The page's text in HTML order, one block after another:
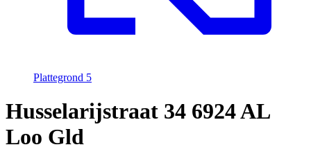
Plattegrond 5
Husselarijstraat 34 6924 AL
Loo Gld